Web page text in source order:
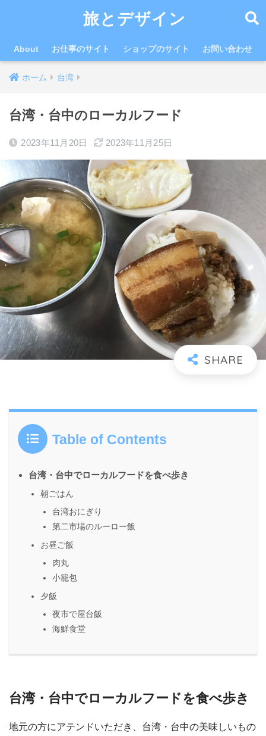
旅とデザイン
About お仕事のサイト ショップのサイト お問い合わせ
ホーム 台湾
台湾・台中のローカルフード
2023年11月20日 2023年11月25日
Table of Contents
台湾・台中でローカルフードを食べ歩き
朝ごはん
台湾おにぎり
第二市場のルーロー飯
お昼ご飯
肉丸
小籠包
夕飯
夜市で屋台飯
海鮮食堂
台湾・台中でローカルフードを食べ歩き
地元の方にアテンドいただき、台湾・台中の美味しいもの